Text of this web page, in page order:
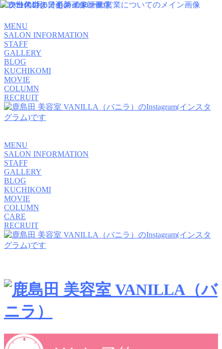
MENU
SALON INFORMATION
STAFF
GALLERY
BLOG
KUCHIKOMI
MOVIE
COLUMN
RECRUIT
MENU
SALON INFORMATION
STAFF
GALLERY
BLOG
KUCHIKOMI
MOVIE
COLUMN
CARE
RECRUIT